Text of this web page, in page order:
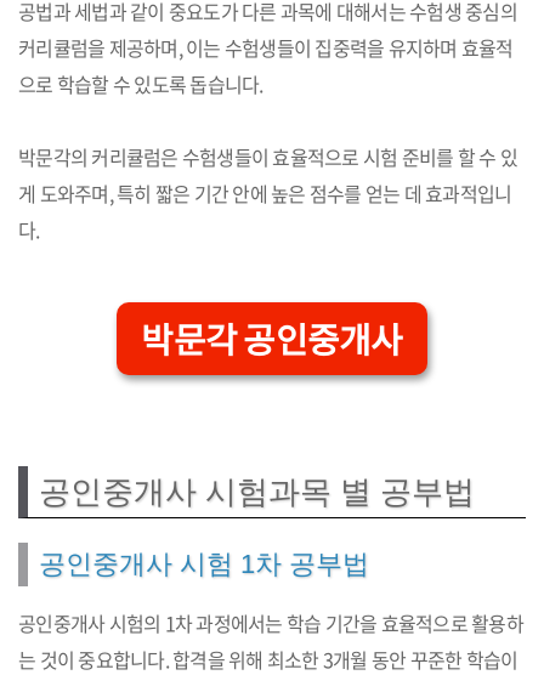
공법과 세법과 같이 중요도가 다른 과목에 대해서는 수험생 중심의
커리큘럼을 제공하며, 이는 수험생들이 집중력을 유지하며 효율적
으로 학습할 수 있도록 돕습니다.
박문각의 커리큘럼은 수험생들이 효율적으로 시험 준비를 할 수 있
게 도와주며, 특히 짧은 기간 안에 높은 점수를 얻는 데 효과적입니
다.
박문각 공인중개사
공인중개사 시험과목 별 공부법
공인중개사 시험 1차 공부법
공인중개사 시험의 1차 과정에서는 학습 기간을 효율적으로 활용하
는 것이 중요합니다. 합격을 위해 최소한 3개월 동안 꾸준한 학습이